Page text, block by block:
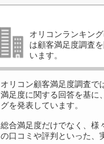
オリコンランキン
は顧客満足度調査
います。
オリコン顧客満足度調査で
満足度に関する回答を基に
グを発表しています。
総合満足度だけでなく、様
の口コミや評判といった、